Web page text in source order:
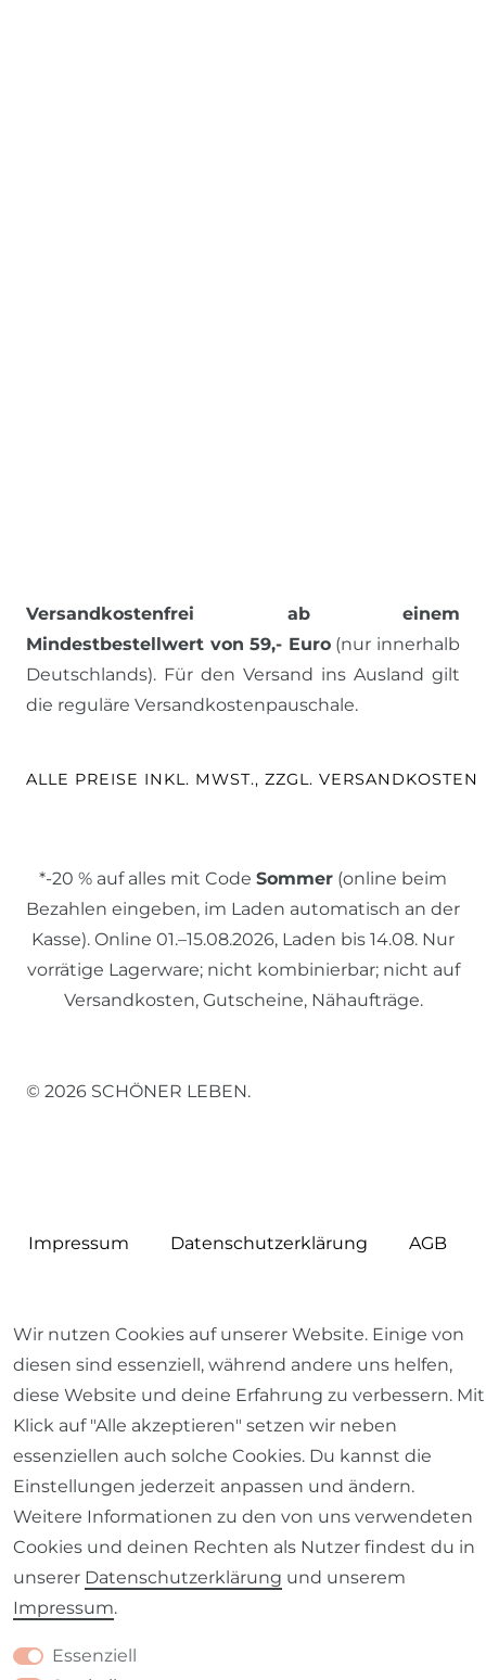
Versandkostenfrei ab einem
Mindestbestellwert von 59,- Euro(nur innerhalb
Deutschlands). Für den Versand ins Ausland gilt
die reguläre Versandkostenpauschale.
ALLE PREISE INKL. MWST., ZZGL. VERSANDKOSTEN
*-20 % auf alles mit Code Sommer (online beim
Bezahlen eingeben, im Laden automatisch an der
Kasse). Online 01.–15.08.2026, Laden bis 14.08. Nur
vorrätige Lagerware; nicht kombinierbar; nicht auf
Versandkosten, Gutscheine, Nähaufträge.
© 2026 SCHÖNER LEBEN.
Impressum Daten­schutz­erklärung AGB
Barrierefreiheitserklärung
VERTRAG WIDERRUFEN Kontakt
Wir nutzen Cookies auf unserer Website. Einige von
diesen sind essenziell, während andere uns helfen,
diese Website und deine Erfahrung zu verbessern. Mit
Klick auf "Alle akzeptieren" setzen wir neben
essenziellen auch solche Cookies. Du kannst die
Einstellungen jederzeit anpassen und ändern.
Weitere Informationen zu den von uns verwendeten
Cookies und deinen Rechten als Nutzer findest du in
unserer Daten­schutz­erklärung und unserem
Impressum.
Essenziell